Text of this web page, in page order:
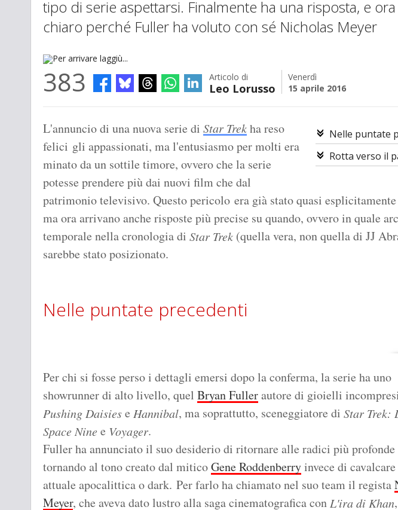
tipo di serie aspettarsi. Finalmente ha una risposta, e
chiaro perché Fuller ha voluto con sé Nicholas Meyer
383 Articolo di
Leo Lorusso
Venerdì
15 aprile 2016
Nelle puntate
Rotta verso il
L'annuncio di una nuova serie di Star Trekha reso
felici gli appassionati, ma l'entusiasmo per molti era
minato da un sottile timore, ovvero che la serie
potesse prendere più dai nuovi film che dal
patrimonio televisivo. Questo pericolo era già stato quasi esplicitamente
ma ora arrivano anche risposte più precise su quando, ovvero in quale
temporale nella cronologia di Star Trek (quella vera, non quella di JJ
sarebbe stato posizionato.
Nelle puntate precedenti
Per chi si fosse perso i dettagli emersi dopo la conferma, la serie ha uno
showrunner di alto livello, quel Bryan Fullerautore di gioielli
Pushing Daisiese Hannibal, ma soprattutto, sceneggiatore di Star Trek:
Space Nine e Voyager.
Fuller ha annunciato il suo desiderio di ritornare alle radici più profonde
tornando al tono creato dal miticoGene Roddenberryinvece di
attuale apocalittica o dark. Per farlo ha chiamato nel suo team il regista
Meyer, che aveva dato lustro alla saga cinematografica conL'ira di Khan,